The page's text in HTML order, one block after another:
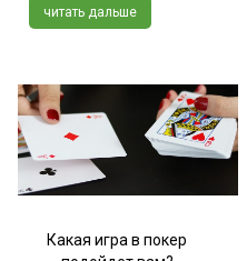
читать дальше
Какая игра в покер